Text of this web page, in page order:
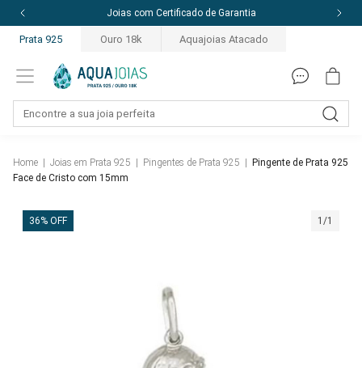
Joias com Certificado de Garantia
Prata 925 Ouro 18k Aquajoias Atacado
Home Joias em Prata 925 Pingentes de Prata 925
Pingente de Prata 925
Face de Cristo com 15mm
36% OFF 1/1